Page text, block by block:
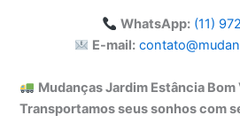
WhatsApp: (11)
E-mail:
Mudanças Jardim Estância Bom
Transportamos seus sonhos com